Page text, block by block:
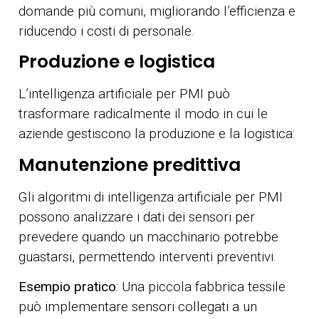
domande più comuni, migliorando l’efficienza e
riducendo i costi di personale.
Produzione e logistica
L’intelligenza artificiale per PMI può
trasformare radicalmente il modo in cui le
aziende gestiscono la produzione e la logistica:
Manutenzione predittiva
Gli algoritmi di intelligenza artificiale per PMI
possono analizzare i dati dei sensori per
prevedere quando un macchinario potrebbe
guastarsi, permettendo interventi preventivi.
Esempio pratico: Una piccola fabbrica tessile
può implementare sensori collegati a un